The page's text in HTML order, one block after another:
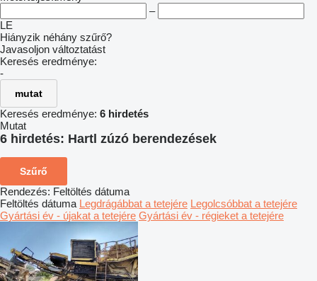
–
LE
Hiányzik néhány szűrő?
Javasoljon változtatást
Keresés eredménye:
-
mutat
Keresés eredménye: 6 hirdetés
Mutat
6 hirdetés: Hartl zúzó berendezések
Szűrő
Rendezés: Feltöltés dátuma
Feltöltés dátuma Legdrágábbat a tetejére Legolcsóbbat a tetejére
Gyártási év - újakat a tetejére Gyártási év - régieket a tetejére